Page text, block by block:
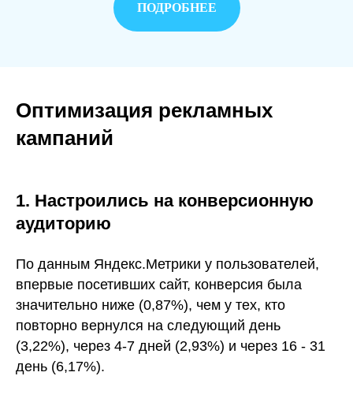
ПОДРОБНЕЕ
Оптимизация рекламных
кампаний
1. Настроились на конверсионную
аудиторию
По данным Яндекс.Метрики у пользователей,
впервые посетивших сайт, конверсия была
значительно ниже (0,87%), чем у тех, кто
повторно вернулся на следующий день
(3,22%), через 4-7 дней (2,93%) и через 16 - 31
день (6,17%).